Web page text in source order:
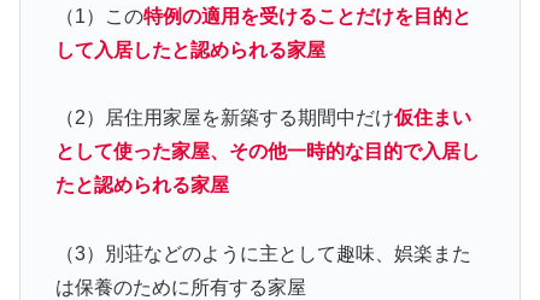
（1）この特例の適用を受けることだけを目的と
して入居したと認められる家屋
（2）居住用家屋を新築する期間中だけ仮住まい
として使った家屋、その他一時的な目的で入居し
たと認められる家屋
（3）別荘などのように主として趣味、娯楽また
は保養のために所有する家屋